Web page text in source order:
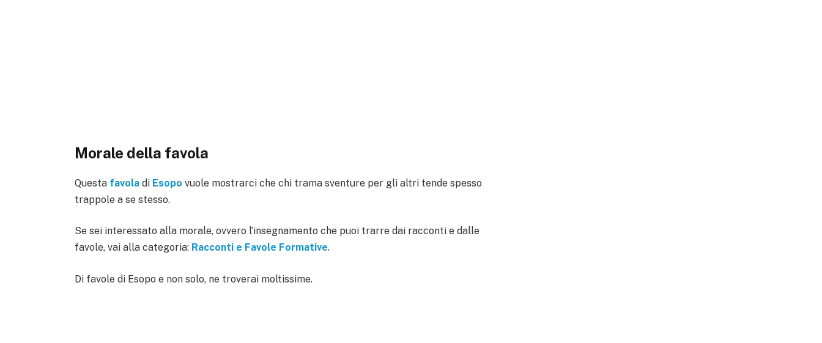
Morale della favola
Questa favoladi Esopo vuole mostrarci che chi trama sventure per gli altri tende spesso
trappole a se stesso.
Se sei interessato alla morale, ovvero l’insegnamento che puoi trarre dai racconti e dalle
favole, vai alla categoria: Racconti e Favole Formative.
Di favole di Esopo e non solo, ne troverai moltissime.